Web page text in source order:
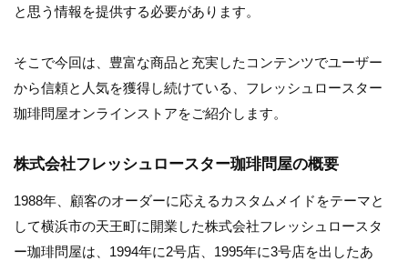
と思う情報を提供する必要があります。
そこで今回は、豊富な商品と充実したコンテンツでユーザー
から信頼と人気を獲得し続けている、フレッシュロースター
珈琲問屋オンラインストアをご紹介します。
株式会社フレッシュロースター珈琲問屋の概要
1988年、顧客のオーダーに応えるカスタムメイドをテーマと
して横浜市の天王町に開業した株式会社フレッシュロースタ
ー珈琲問屋は、1994年に2号店、1995年に3号店を出したあ